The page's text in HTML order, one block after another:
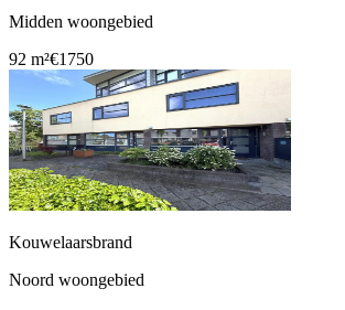
Midden woongebied
92 m²€1750
Kouwelaarsbrand
Noord woongebied